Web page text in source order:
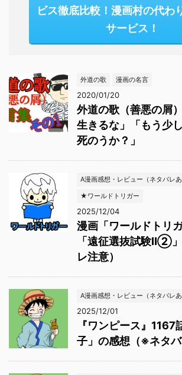
ビス徹底比較！漫画村の代わ
サービス！
外道の歌 漫画の名言
2020/01/20
外道の歌（善悪の屑
生きるな」「もう少
死のうか？」
A漫画感想・レビュー（ネタバレあ
★ワールドトリガー
2025/12/04
漫画「ワールドトリ
「遠征選抜試験Ⅱ②
レ注意）
A漫画感想・レビュー（ネタバレあ
2025/12/01
『ワンピース』1167
子」の感想（※ネタバ